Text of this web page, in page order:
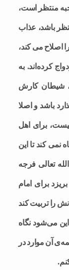
منتظر است،
باشد، عذاب
می کند،
کرده‌اند. به
شیطان کارش
باشد و اصلا
برای اهل
نمی کند تا این
تعالی فرجه
برای امام
را تربیت کند
می‌شود نگاه
آن موارد در